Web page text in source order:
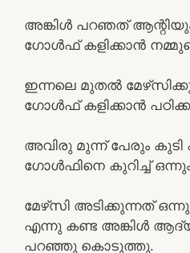
അങ്കിൾ പറഞത്
ഗോൾഫ് കളിക്കാൻ
ഇന്നലെ മുതൽ
ഗോൾഫ് കളിക്കാൻ
അവിരു മുന്ന് പേരും കുടി
ഗോൾഫിനെ കുറിച്ച്
മേഴ്‌സി അടിക്കുന്നത്
എന്നു കണ്ട അങ്കിൾ
പറഞ്ഞു കൊടുത്തു.